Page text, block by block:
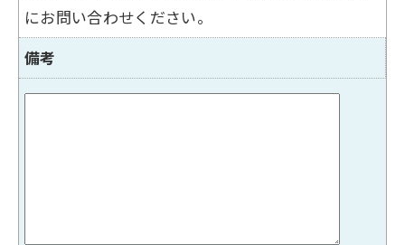
にお問い合わせください。
備考